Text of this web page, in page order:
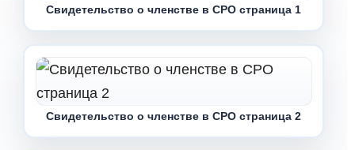
Свидетельство о членстве в СРО страница 1
Свидетельство о членстве в СРО страница 2